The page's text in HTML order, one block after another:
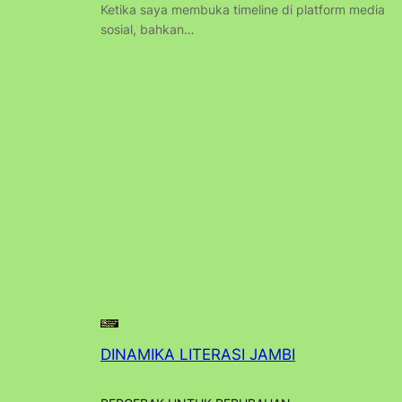
Ketika saya membuka timeline di platform media
sosial, bahkan…
DINAMIKA LITERASI JAMBI